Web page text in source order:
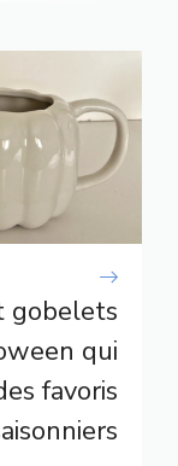
gobelets
qui
favoris